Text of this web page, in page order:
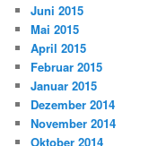
Juni 2015
Mai 2015
April 2015
Februar 2015
Januar 2015
Dezember 2014
November 2014
Oktober 2014